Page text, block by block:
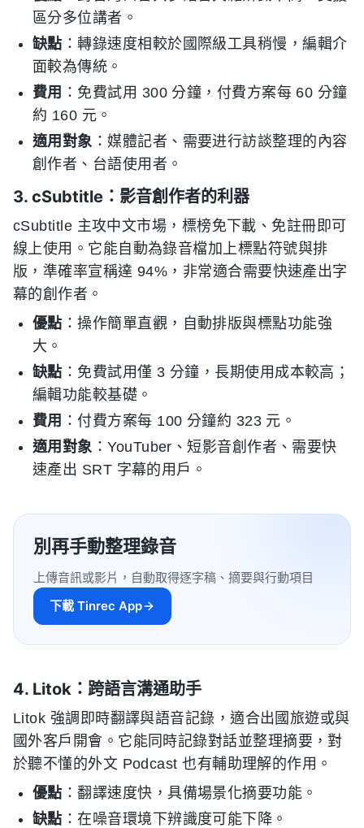
區分多位講者。
缺點 ：轉錄速度相較於國際級工具稍慢，編輯介
面較為傳統。
費用 ：免費試用 300 分鐘，付費方案每 60 分鐘
約 160 元。
適用對象 ：媒體記者、需要进行訪談整理的內容
創作者、台語使用者。
3. cSubtitle：影音創作者的利器
cSubtitle 主攻中文市場，標榜免下載、免註冊即可
線上使用。它能自動為錄音檔加上標點符號與排
版，準確率宣稱達 94%，非常適合需要快速產出字
幕的創作者。
優點 ：操作簡單直觀，自動排版與標點功能強
大。
缺點 ：免費試用僅 3 分鐘，長期使用成本較高；
編輯功能較基礎。
費用 ：付費方案每 100 分鐘約 323 元。
適用對象 ：YouTuber、短影音創作者、需要快
速產出 SRT 字幕的用戶。
別再手動整理錄音
上傳音訊或影片，自動取得逐字稿、摘要與行動項目
下載 Tinrec App
4. Litok：跨語言溝通助手
Litok 強調即時翻譯與語音記錄，適合出國旅遊或與
國外客戶開會。它能同時記錄對話並整理摘要，對
於聽不懂的外文 Podcast 也有輔助理解的作用。
優點 ：翻譯速度快，具備場景化摘要功能。
缺點 ：在噪音環境下辨識度可能下降。